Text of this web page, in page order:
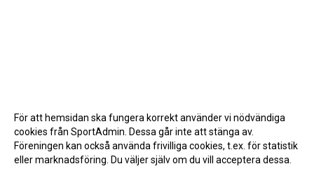
För att hemsidan ska fungera korrekt använder vi nödvändiga
cookies från SportAdmin. Dessa går inte att stänga av.
Föreningen kan också använda frivilliga cookies, t.ex. för statistik
eller marknadsföring. Du väljer själv om du vill acceptera dessa.